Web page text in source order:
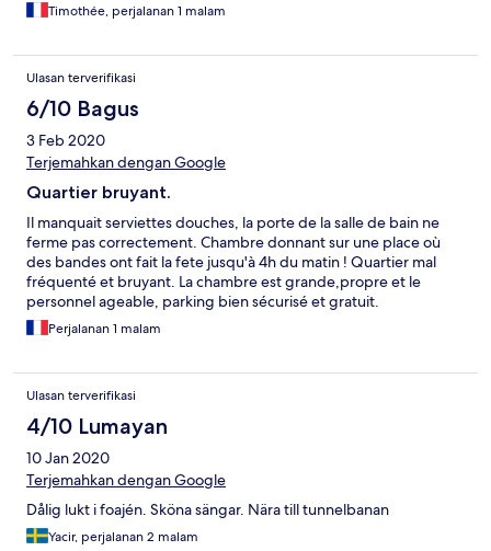
Timothée, perjalanan 1 malam
Ulasan terverifikasi
6/10 Bagus
3 Feb 2020
Terjemahkan dengan Google
Quartier bruyant.
Il manquait serviettes douches, la porte de la salle de bain ne
ferme pas correctement. Chambre donnant sur une place où
des bandes ont fait la fete jusqu'à 4h du matin ! Quartier mal
fréquenté et bruyant. La chambre est grande,propre et le
personnel ageable, parking bien sécurisé et gratuit.
Perjalanan 1 malam
Ulasan terverifikasi
4/10 Lumayan
10 Jan 2020
Terjemahkan dengan Google
Dålig lukt i foajén. Sköna sängar. Nära till tunnelbanan
Yacir, perjalanan 2 malam